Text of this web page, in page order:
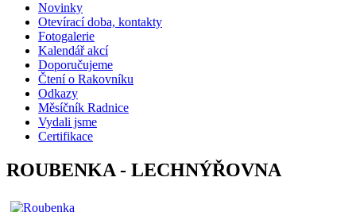
Novinky
Otevírací doba, kontakty
Fotogalerie
Kalendář akcí
Doporučujeme
Čtení o Rakovníku
Odkazy
Měsíčník Radnice
Vydali jsme
Certifikace
ROUBENKA - LECHNÝŘOVNA